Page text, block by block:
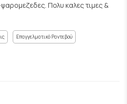
Πολυ καλες τιμες &
Επαγγελματικό Ραντεβού